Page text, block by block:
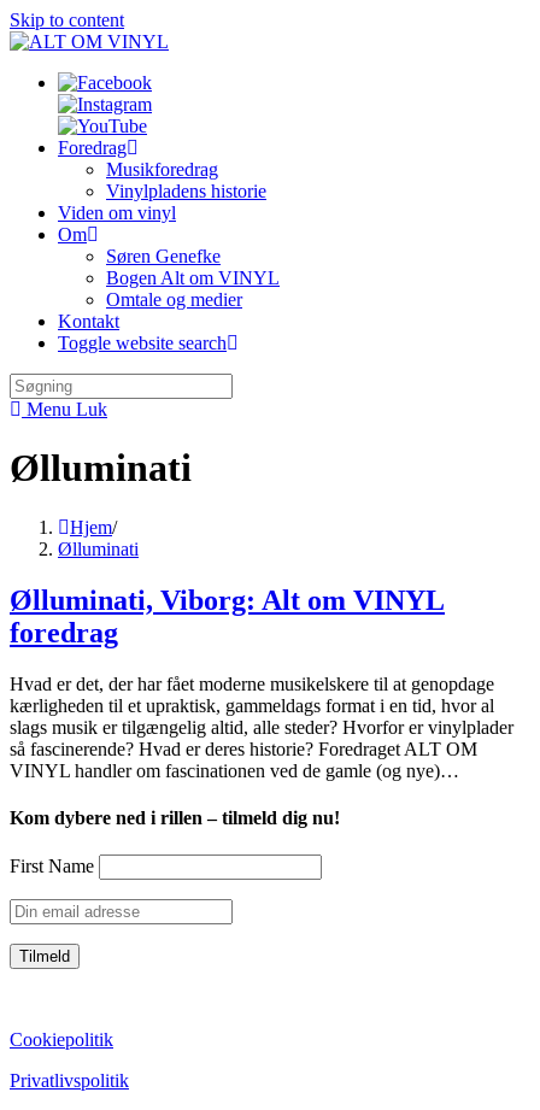
Skip to content
Foredrag
Musikforedrag
Vinylpladens historie
Viden om vinyl
Om
Søren Genefke
Bogen Alt om VINYL
Omtale og medier
Kontakt
Toggle website search
Menu Luk
Ølluminati
Hjem/
Ølluminati
Ølluminati, Viborg: Alt om VINYL
foredrag
Hvad er det, der har fået moderne musikelskere til at genopdage
kærligheden til et upraktisk, gammeldags format i en tid, hvor al
slags musik er tilgængelig altid, alle steder? Hvorfor er vinylplader
så fascinerende? Hvad er deres historie? Foredraget ALT OM
VINYL handler om fascinationen ved de gamle (og nye)…
Kom dybere ned i rillen – tilmeld dig nu!
First Name
Cookiepolitik
Privatlivspolitik